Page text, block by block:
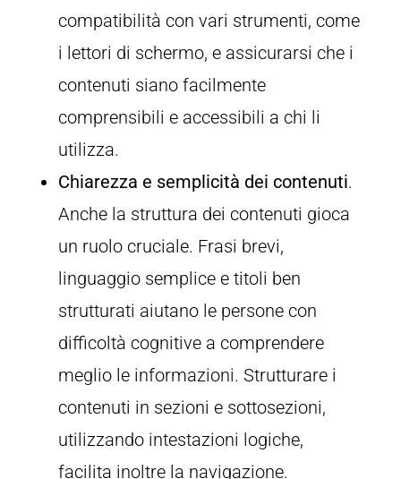
compatibilità con vari strumenti, come
i lettori di schermo, e assicurarsi che i
contenuti siano facilmente
comprensibili e accessibili a chi li
utilizza.
Chiarezza e semplicità dei contenuti.
Anche la struttura dei contenuti gioca
un ruolo cruciale. Frasi brevi,
linguaggio semplice e titoli ben
strutturati aiutano le persone con
difficoltà cognitive a comprendere
meglio le informazioni. Strutturare i
contenuti in sezioni e sottosezioni,
utilizzando intestazioni logiche,
facilita inoltre la navigazione.